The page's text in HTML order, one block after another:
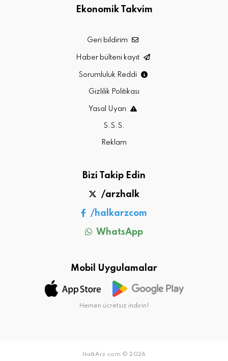
Ekonomik Takvim
Geri bildirim
Haber bülteni kayıt
Sorumluluk Reddi
Gizlilik Politikası
Yasal Uyarı
S.S.S.
Reklam
Bizi Takip Edin
/arzhalk
/halkarzcom
WhatsApp
Mobil Uygulamalar
Hemen ücretsiz indirin!
HalkArz.com © 2026